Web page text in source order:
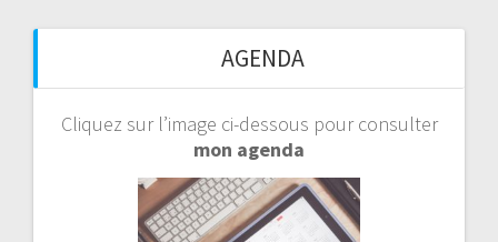
AGENDA
Cliquez sur l’image ci-dessous pour consulter
mon agenda